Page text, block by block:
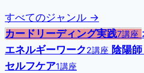
すべてのジャンル →
カードリーディング実践7講座
エネルギーワーク2講座 陰陽
セルフケア1講座